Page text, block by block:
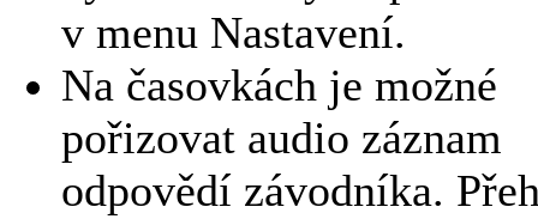
v menu Nastavení.
Na časovkách je možné
pořizovat audio záznam
odpovědí závodníka.